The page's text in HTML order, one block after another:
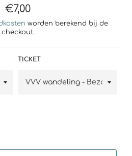
Normale
prijs
€7,00
worden berekend bij de
checkout.
TICKET